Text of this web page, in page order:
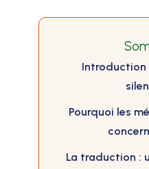
Introduction
Pourquoi les
La traduction :